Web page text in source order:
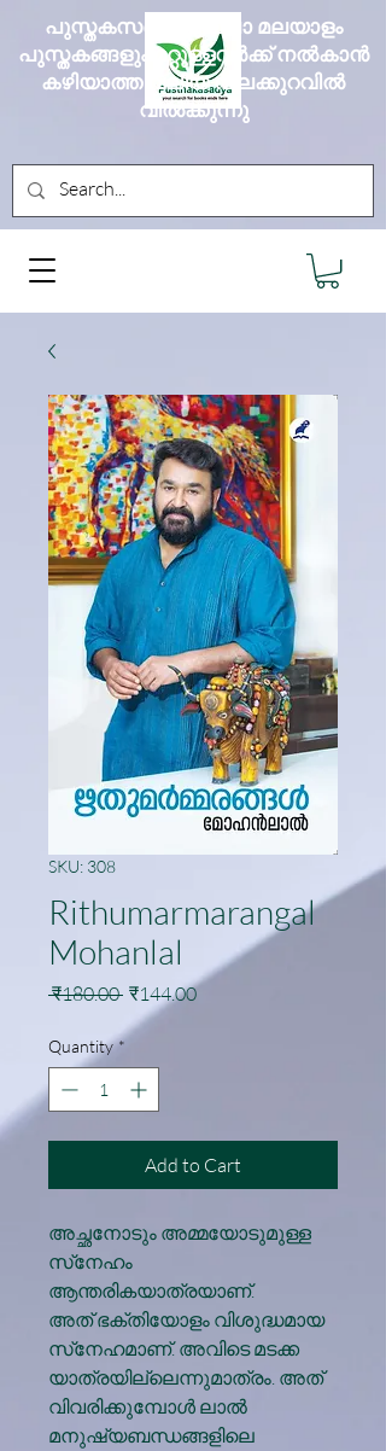
പുസ്തകസദ്യ എല്ലാ മലയാളം
പുസ്തകങ്ങളും മറ്റുള്ളവർക്ക് നൽകാൻ
കഴിയാത്ത വലിയ വിലക്കുറവിൽ
വിൽക്കുന്നു
SKU: 308
Rithumarmarangal
Mohanlal
₹180.00 Regular
Price
₹144.00Sale
Quantity *
Add to Cart
അച്ഛനോടും അമ്മയോടുമുള്ള
സ്‌നേഹം
ആന്തരികയാത്രയാണ്.
അത് ഭക്തിയോളം വിശുദ്ധമായ
സ്‌നേഹമാണ്. അവിടെ മടക്ക
യാത്രയില്ലെന്നുമാത്രം. അത്
വിവരിക്കുമ്പോള്‍ ലാല്‍
മനുഷ്യബന്ധങ്ങളിലെ